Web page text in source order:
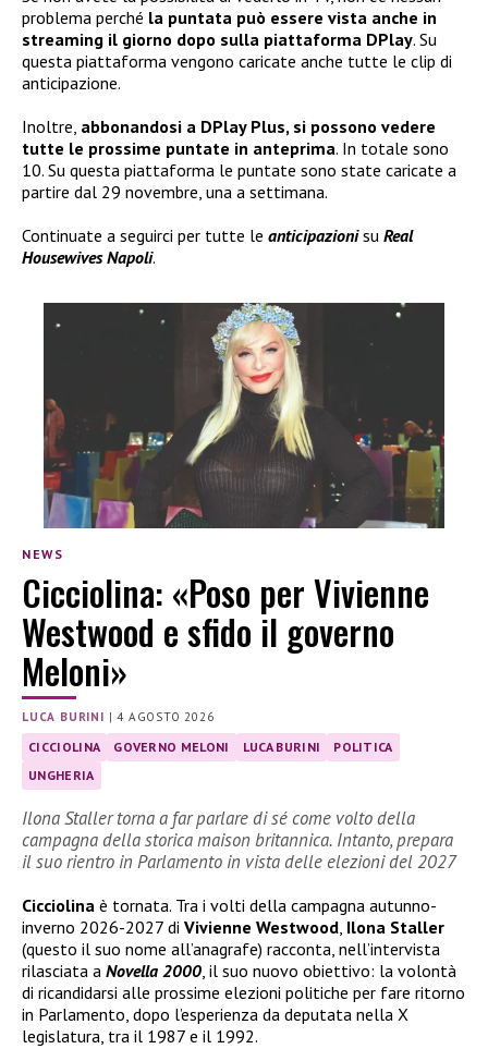
problema perché la puntata può essere vista anche in
streaming il giorno dopo sulla piattaforma DPlay. Su
questa piattaforma vengono caricate anche tutte le clip di
anticipazione.
Inoltre, abbonandosi a DPlay Plus, si possono vedere
tutte le prossime puntate in anteprima. In totale sono
10. Su questa piattaforma le puntate sono state caricate a
partire dal 29 novembre, una a settimana.
Continuate a seguirci per tutte le anticipazionisu Real
Housewives Napoli.
NEWS
Cicciolina: «Poso per Vivienne
Westwood e sfido il governo
Meloni»
LUCA BURINI |4 AGOSTO 2026
CICCIOLINA GOVERNO MELONI LUCA BURINI
POLITICA
UNGHERIA
Ilona Staller torna a far parlare di sé come volto della
campagna della storica maison britannica. Intanto, prepara
il suo rientro in Parlamento in vista delle elezioni del 2027
Cicciolina è tornata. Tra i volti della campagna autunno-
inverno 2026-2027 di Vivienne Westwood, Ilona Staller
(questo il suo nome all’anagrafe) racconta, nell’intervista
rilasciata a Novella 2000, il suo nuovo obiettivo: la volontà
di ricandidarsi alle prossime elezioni politiche per fare ritorno
in Parlamento, dopo l’esperienza da deputata nella X
legislatura, tra il 1987 e il 1992.